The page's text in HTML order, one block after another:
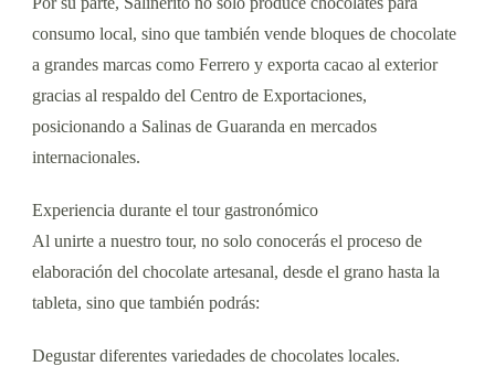
consumo local, sino que también vende bloques de chocolate
a grandes marcas como Ferrero y exporta cacao al exterior
gracias al respaldo del Centro de Exportaciones,
posicionando a Salinas de Guaranda en mercados
internacionales.
Experiencia durante el tour gastronómico
Al unirte a nuestro tour, no solo conocerás el proceso de
elaboración del chocolate artesanal, desde el grano hasta la
tableta, sino que también podrás:
Degustar diferentes variedades de chocolates locales.